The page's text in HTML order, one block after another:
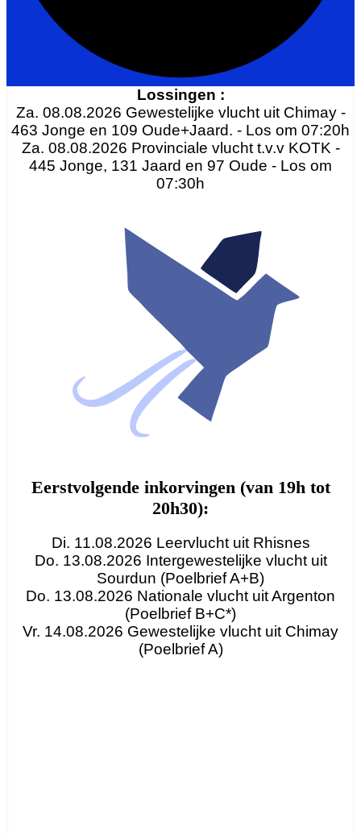
Lossingen :
Za. 08.08.2026 Gewestelijke vlucht uit Chimay -
463 Jonge en 109 Oude+Jaard. - Los om 07:20h
Za. 08.08.2026 Provinciale vlucht t.v.v KOTK -
445 Jonge, 131 Jaard en 97 Oude - Los om
07:30h
Eerstvolgende inkorvingen (van 19h tot
20h30):
Di. 11.08.2026 Leervlucht uit Rhisnes
Do. 13.08.2026 Intergewestelijke vlucht uit
Sourdun (Poelbrief A+B)
Do. 13.08.2026 Nationale vlucht uit Argenton
(Poelbrief B+C*)
Vr. 14.08.2026 Gewestelijke vlucht uit Chimay
(Poelbrief A)